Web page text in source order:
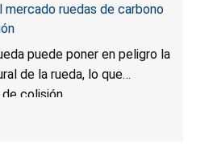
mercado ruedas de carbono
puede poner en peligro la
de la rueda, lo que
colisión.